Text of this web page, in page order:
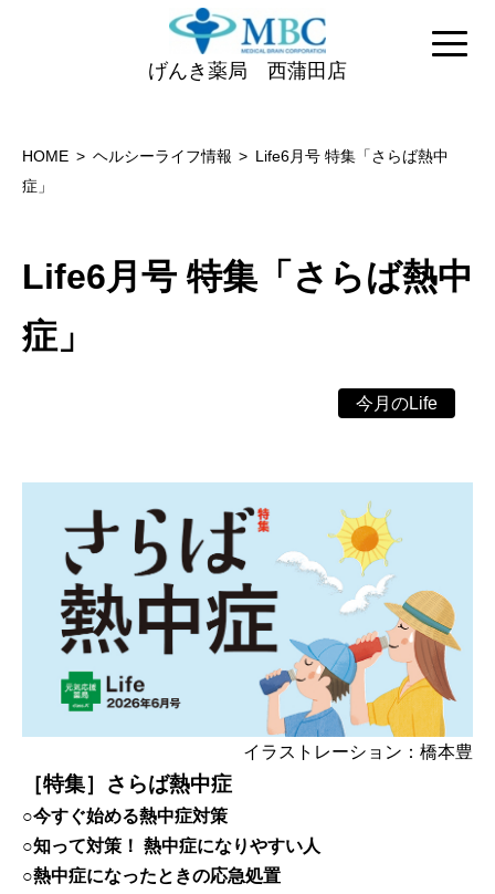
げんき薬局 西蒲田店
HOME ヘルシーライフ情報
Life6月号 特集「さらば熱中
症」
Life6月号 特集「さらば熱中
症」
今月のLife
イラストレーション：橋本豊
［特集］さらば熱中症
○今すぐ始める熱中症対策
○知って対策！ 熱中症になりやすい人
○熱中症になったときの応急処置